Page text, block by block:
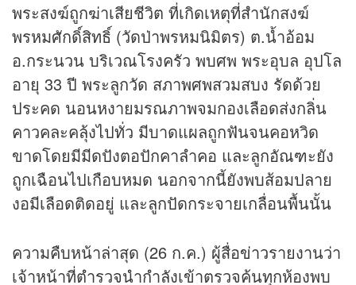
พระสงฆ์ถูกฆ่าเสียชีวิต ที่เกิดเหตุที่สำนักสงฆ์
พรหมศักดิ์สิทธิ์ (วัดป่าพรหมนิมิตร) ต.น้ำอ้อม
อ.กระนวน บริเวณโรงครัว พบศพ พระอุบล อุปโล
อายุ 33 ปี พระลูกวัด สภาพศพสวมสบง รัดด้วย
ประคด นอนหงายมรณภาพจมกองเลือดส่งกลิ่น
คาวคละคลุ้งไปทั่ว มีบาดแผลถูกฟันจนคอหวิด
ขาดโดยมีมีดปังตอปักคาลำคอ และลูกอัณฑะยัง
ถูกเฉือนไปเกือบหมด นอกจากนี้ยังพบส้อมปลาย
งอมีเลือดติดอยู่ และลูกปัดกระจายเกลื่อนพื้นนั้น
ความคืบหน้าล่าสุด (26 ก.ค.) ผู้สื่อข่าวรายงานว่า
เจ้าหน้าที่ตำรวจนำกำลังเข้าตรวจค้นทุกห้องพบ